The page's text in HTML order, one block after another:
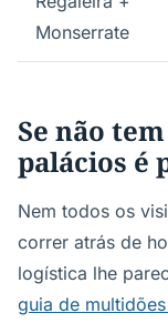
Monserrate
Se não
palácios é
Nem todos os
correr atrás de
logística lhe
guia de